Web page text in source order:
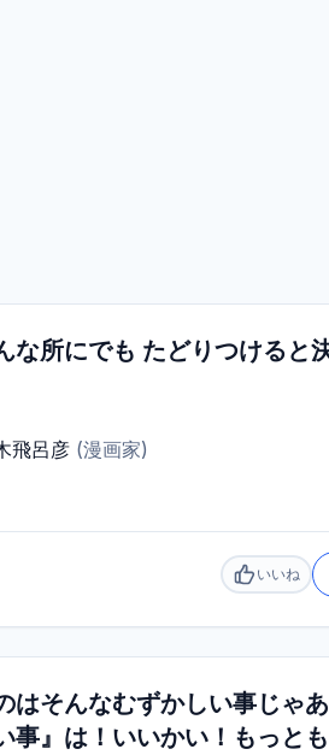
な所にでも たどりつけると
飛呂彦 (漫画家)
いいね
いいね
はそんなむずかしい事じゃ
事』は！いいかい！もっと